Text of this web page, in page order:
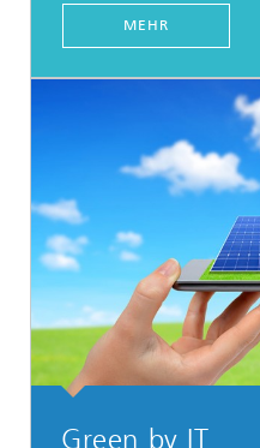
MEHR
Green by IT